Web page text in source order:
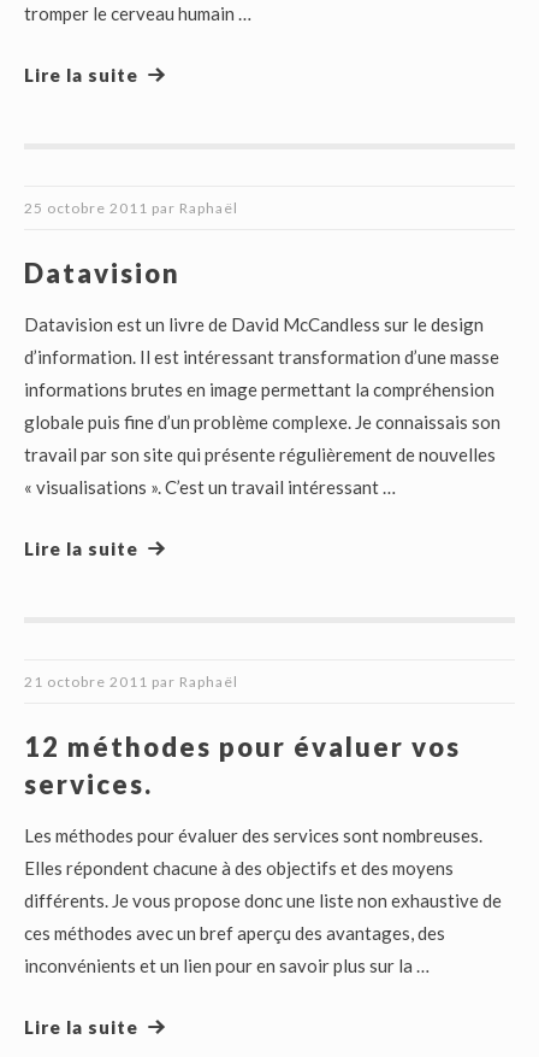
tromper le cerveau humain …
Lire la suite
25 octobre 2011 par Raphaël
Datavision
Datavision est un livre de David McCandless sur le design
d’information. Il est intéressant transformation d’une masse
informations brutes en image permettant la compréhension
globale puis fine d’un problème complexe. Je connaissais son
travail par son site qui présente régulièrement de nouvelles
« visualisations ». C’est un travail intéressant …
Lire la suite
21 octobre 2011 par Raphaël
12 méthodes pour évaluer vos
services.
Les méthodes pour évaluer des services sont nombreuses.
Elles répondent chacune à des objectifs et des moyens
différents. Je vous propose donc une liste non exhaustive de
ces méthodes avec un bref aperçu des avantages, des
inconvénients et un lien pour en savoir plus sur la …
Lire la suite